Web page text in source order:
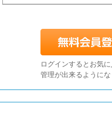
ログインするとお気
管理が出来るようにな